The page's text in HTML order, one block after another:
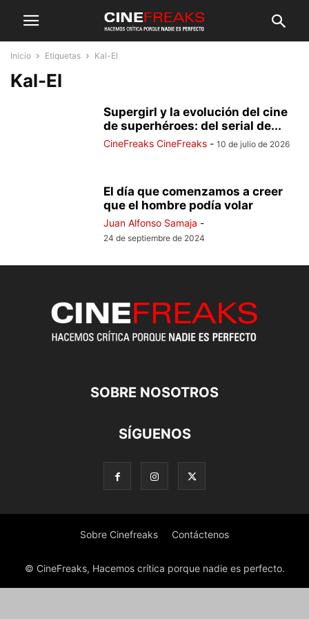
Inicio Etiquetas Kal-El
Kal-El
Supergirl y la evolución del cine
de superhéroes: del serial de...
CineFreaks CineFreaks - 10 de julio de 2026
El día que comenzamos a creer
que el hombre podía volar
Juan Alfonso Samaja -
24 de septiembre de 2024
SOBRE NOSOTROS
SÍGUENOS
Sobre Cinefreaks Contáctenos
© CineFreaks, Hacemos crítica porque nadie es perfecto.